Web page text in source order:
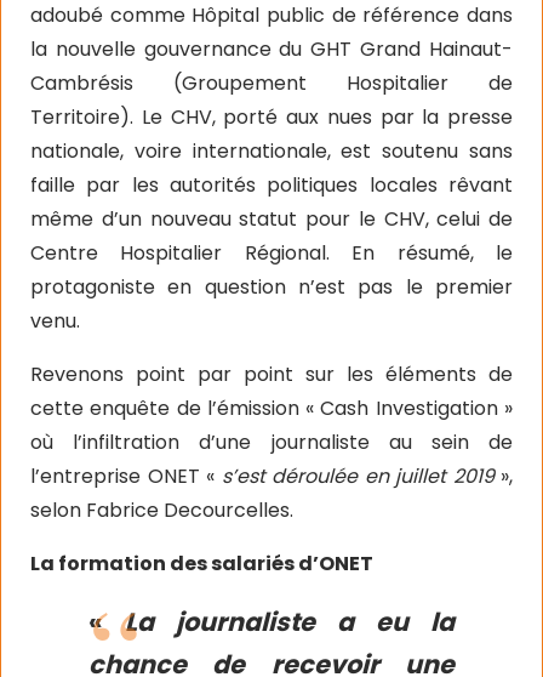
adoubé comme Hôpital public de référence dans
la nouvelle gouvernance du GHT Grand Hainaut-
Cambrésis (Groupement Hospitalier de
Territoire). Le CHV, porté aux nues par la presse
nationale, voire internationale, est soutenu sans
faille par les autorités politiques locales rêvant
même d’un nouveau statut pour le CHV, celui de
Centre Hospitalier Régional. En résumé, le
protagoniste en question n’est pas le premier
venu.
Revenons point par point sur les éléments de
cette enquête de l’émission « Cash Investigation »
où l’infiltration d’une journaliste au sein de
l’entreprise ONET « s’est déroulée en juillet 2019 »,
selon Fabrice Decourcelles.
La formation des salariés d’ONET
«La journaliste a eu la
chance de recevoir une